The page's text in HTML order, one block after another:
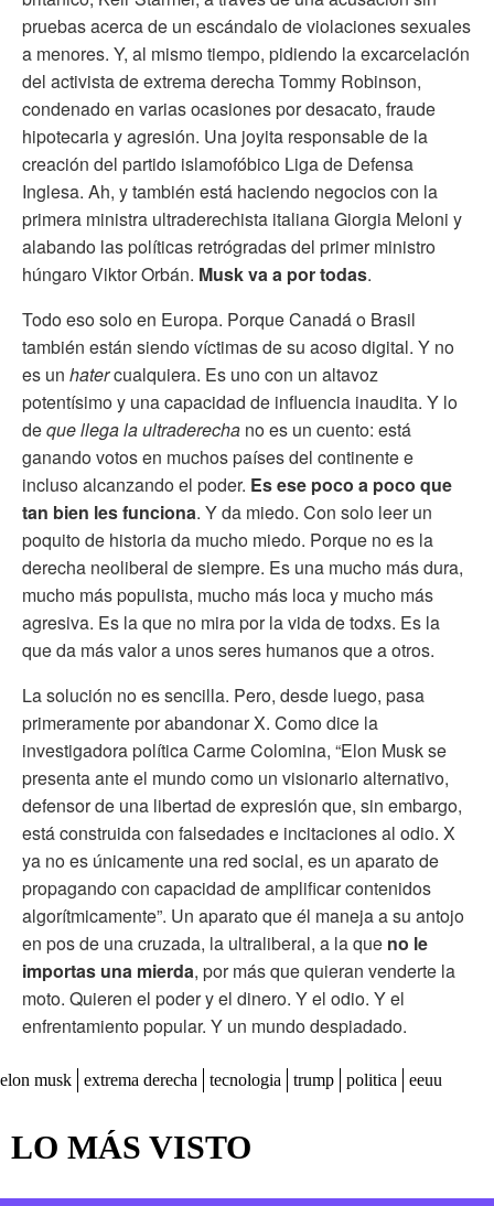
pruebas acerca de un escándalo de violaciones sexuales
a menores. Y, al mismo tiempo, pidiendo la excarcelación
del activista de extrema derecha Tommy Robinson,
condenado en varias ocasiones por desacato, fraude
hipotecaria y agresión. Una joyita responsable de la
creación del partido islamofóbico Liga de Defensa
Inglesa. Ah, y también está haciendo negocios con la
primera ministra ultraderechista italiana Giorgia Meloni y
alabando las políticas retrógradas del primer ministro
húngaro Viktor Orbán. Musk va a por todas.
Todo eso solo en Europa. Porque Canadá o Brasil
también están siendo víctimas de su acoso digital. Y no
es un hatercualquiera. Es uno con un altavoz
potentísimo y una capacidad de influencia inaudita. Y lo
deque llega la ultraderecha no es un cuento: está
ganando votos en muchos países del continente e
incluso alcanzando el poder. Es ese poco a poco que
tan bien les funciona. Y da miedo. Con solo leer un
poquito de historia da mucho miedo. Porque no es la
derecha neoliberal de siempre. Es una mucho más dura,
mucho más populista, mucho más loca y mucho más
agresiva. Es la que no mira por la vida de todxs. Es la
que da más valor a unos seres humanos que a otros.
La solución no es sencilla. Pero, desde luego, pasa
primeramente por abandonar X. Como dice la
investigadora política Carme Colomina, “Elon Musk se
presenta ante el mundo como un visionario alternativo,
defensor de una libertad de expresión que, sin embargo,
está construida con falsedades e incitaciones al odio. X
ya no es únicamente una red social, es un aparato de
propagando con capacidad de amplificar contenidos
algorítmicamente”. Un aparato que él maneja a su antojo
en pos de una cruzada, la ultraliberal, a la que no le
importas una mierda, por más que quieran venderte la
moto. Quieren el poder y el dinero. Y el odio. Y el
enfrentamiento popular. Y un mundo despiadado.
elon musk extrema derecha tecnologia trump politica eeuu
LO MÁS VISTO